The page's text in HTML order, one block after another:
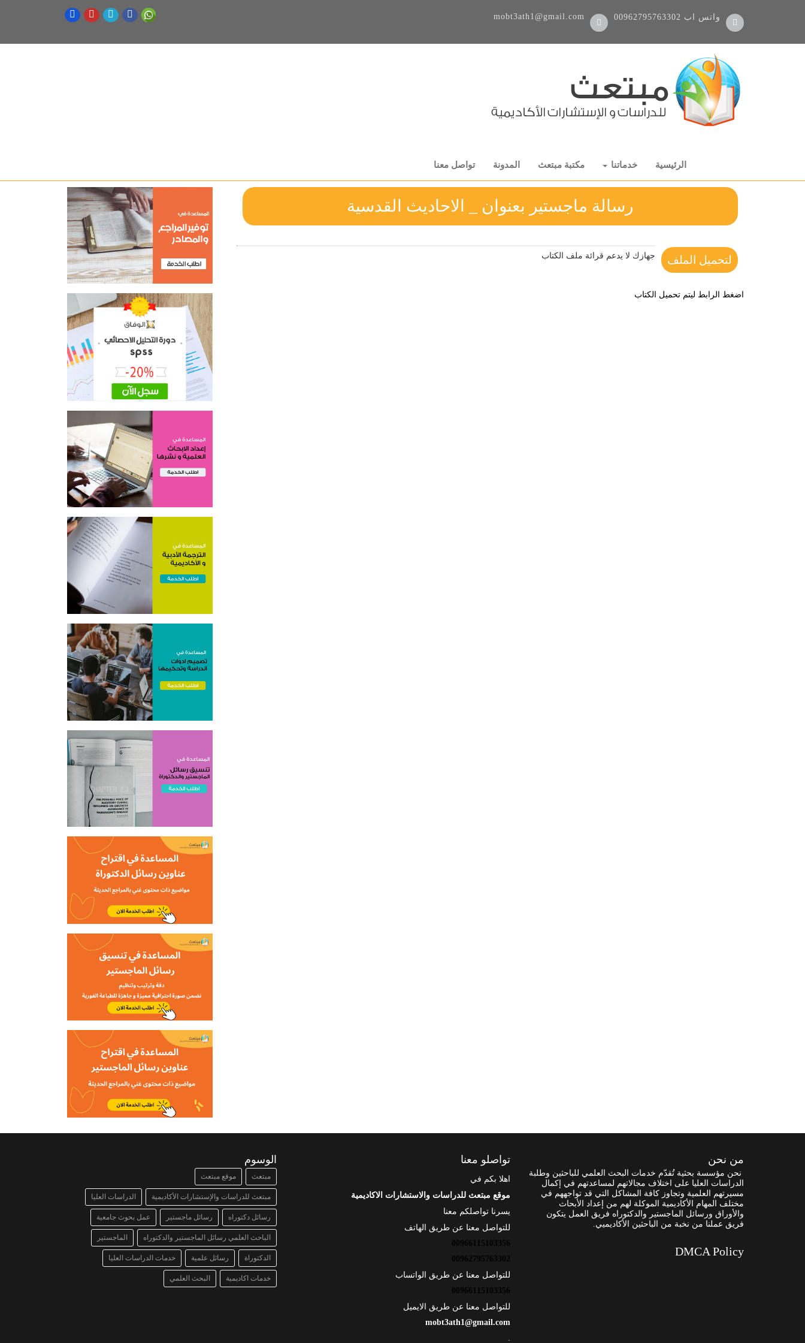
00962795763302 واتس اب mobt3ath1@gmail.com
الرئيسية خدماتنا مكتبة مبتعث المدونة تواصل معنا
رسالة ماجستير بعنوان _ الاحاديث القدسية
لتحميل الملف جهازك لا يدعم قرائة ملف الكتاب
اضغط الرابط ليتم تحميل الكتاب
من نحن
نحن مؤسسة بحثية تُقدّم خدمات البحث العلمي للباحثين وطلبة
الدراسات العليا على اختلاف مجالاتهم لمساعدتهم في إكمال
مسيرتهم العلمية وتجاوز كافة المشاكل التي قد تواجههم في
مختلف المهام الأكاديمية الموكلة لهم من إعداد الأبحاث
والأوراق ورسائل الماجستير والدكتوراه فريق العمل يتكون
فريق عملنا من نخبة من الباحثين الأكاديميي.
DMCA Policy
تواصلو معنا
اهلا بكم في
موقع مبتعث للدراسات والاستشارات الاكاديمية
يسرنا تواصلكم معنا
للتواصل معنا عن طريق الهاتف
00966115103356
00962795763302
للتواصل معنا عن طريق الواتساب
00966115103356
للتواصل معنا عن طريق الايميل
mobt3ath1@gmail.com
الوسوم
مبتعث موقع مبتعث
مبتعث للدراسات والإستشارات الأكاديمية الدراسات العليا
رسائل دكتوراه رسائل ماجستير عمل بحوث جامعية
الباحث العلمي رسائل الماجستير والدكتوراه الماجستير
الدكتوراة رسائل علمية خدمات الدراسات العليا
خدمات اكاديمية البحث العلمي